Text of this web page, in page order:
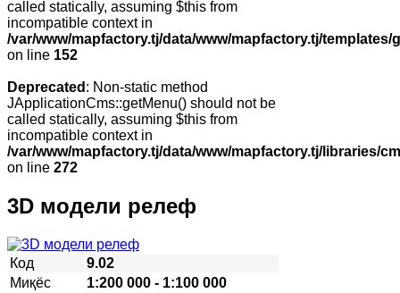
called statically, assuming $this from
incompatible context in
/var/www/mapfactory.tj/data/www/mapfactory.tj/
on line 152
Deprecated : Non-static method
JApplicationCms::getMenu() should not be
called statically, assuming $this from
incompatible context in
/var/www/mapfactory.tj/data/www/mapfactory.tj/libraries/
on line 272
3D модели релеф
Код
9.02
Миқёс
1:200 000 - 1:100 000